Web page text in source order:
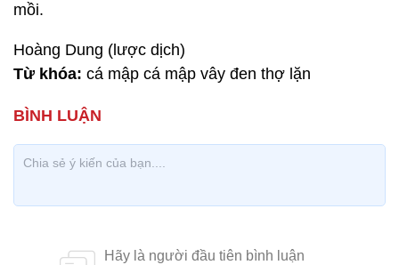
mồi.
Hoàng Dung (lược dịch)
Từ khóa: cá mập cá mập vây đen thợ lặn